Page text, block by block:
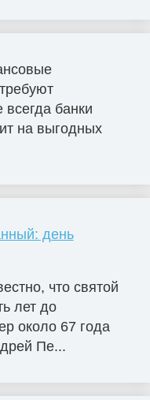
банки
на выгодных
день
что святой
лет до
около 67 года
Пе...